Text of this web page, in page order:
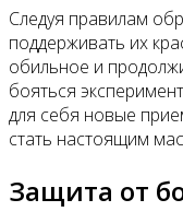
Следуя правилам
поддерживать их
обильное и
бояться
для себя новые
стать настоящим
Защита от